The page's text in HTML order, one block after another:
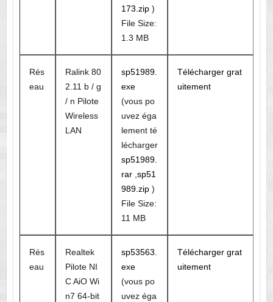
173.zip)
File Size:
1.3 MB
Rés
eau
Ralink 80
2.11 b / g
/ n Pilote
Wireless
LAN
sp51989.
exe
(vous po
uvez éga
lement té
lécharger
sp51989.
rar, sp51
989.zip)
File Size:
11 MB
Télécharger grat
uitement
Rés
eau
Realtek
Pilote NI
C AiO Wi
n7 64-bit
sp53563.
exe
(vous po
uvez éga
Télécharger grat
uitement